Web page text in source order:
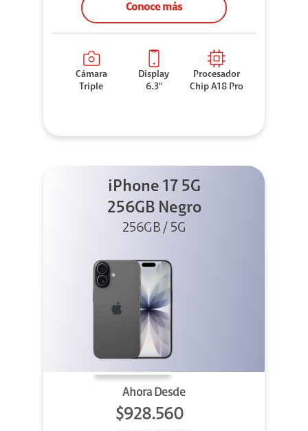
Conoce más
Cámara
Triple
Display
6.3"
Procesador
Chip A18 Pro
iPhone 17 5G
256GB Negro
256GB / 5G
Ahora Desde
$928.560